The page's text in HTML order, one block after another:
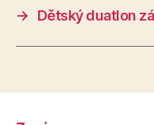
→
Dětský duatlon